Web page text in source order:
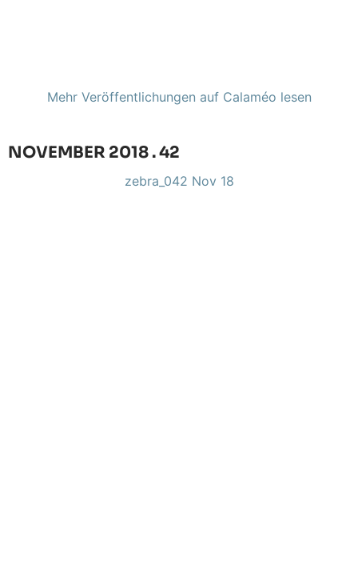
Mehr Veröffentlichungen auf Calaméo lesen
NOVEMBER 2018 . 42
zebra_042 Nov 18